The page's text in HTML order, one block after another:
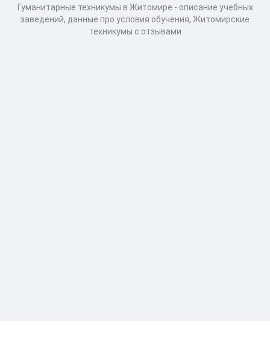
Гуманитарные техникумы в Житомире - описание учебных
заведений, данные про условия обучения, Житомирские
техникумы с отзывами